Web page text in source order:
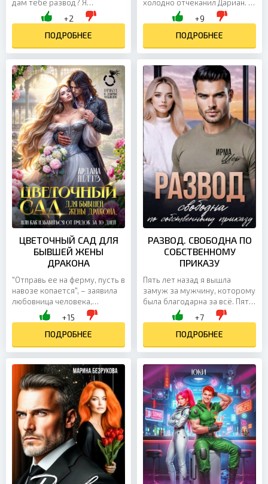
дам тебе развод? Я
сглотнула, глядя на то, с
каким удовольствием мой
муж-предатель оглашает
свои...
+2
ПОДРОБНЕЕ
холодно отчеканил Дариан. В
голове словно что-то
щелкнуло. Все чувства,
которые я так долго
подавляла,...
+9
ПОДРОБНЕЕ
ЦВЕТОЧНЫЙ САД ДЛЯ
БЫВШЕЙ ЖЕНЫ
ДРАКОНА
"Отправь ее на ферму, пусть в
навозе копается", – заявила
любовница человека,
который в этом мире
оказался моим мужем.
Бывшим. Не успела я попасть
в...
+15
ПОДРОБНЕЕ
РАЗВОД. СВОБОДНА ПО
СОБСТВЕННОМУ
ПРИКАЗУ
Пять лет назад я вышла
замуж за мужчину, которому
была благодарна за всё. Пять
лет я была идеальной женой
— верной, терпеливой,
понимающей. Закрывала...
+7
ПОДРОБНЕЕ